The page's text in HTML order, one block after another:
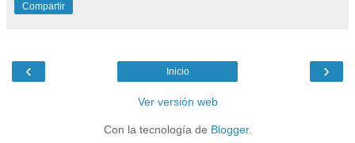
Compartir
‹ ›
Inicio
Ver versión web
Con la tecnología de Blogger.